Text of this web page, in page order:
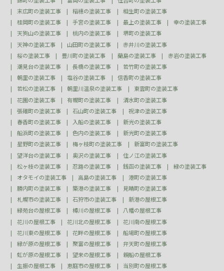
末広町の塗装工事
稲穂の塗装工事
相生町の塗装工事
桂岡町の塗装工事
手宮の塗装工事 最上の塗装工事
幸の塗装工事
天狗山の塗装工事
桃内の塗装工事
堺町の塗装工事
天神の塗装工事
山田町の塗装工事
赤井川の塗装工事
桜の塗装工事
豊川町の塗装工事 蘭島の塗装工事
赤岩の塗装工事
潮見台の塗装工事
長橋の塗装工事
若竹町の塗装工事
朝里の塗装工事
塩谷の塗装工事
信香町の塗装工事
若松の塗装工事
朝里川温泉の塗装工事
東雲町の塗装工事
花園の塗装工事
有幌町の塗装工事
清水町の塗装工事
張碓町の塗装工事
石山町の塗装工事
祝津の塗装工事
春香町の塗装工事
入船の塗装工事
新光の塗装工事
船浜町の塗装工事
色内の塗装工事
新光町の塗装工事
星野町の塗装工事
梅ヶ枝町の塗装工事
新富町の塗装工事
望洋台の塗装工事
奥沢の塗装工事
住ノ江の塗装工事
松ヶ枝の塗装工事
忍路の塗装工事 銭函の塗装工事
緑の塗装工事
オタモイの塗装工事
高島の塗装工事
港町の塗装工事
勝内町の塗装工事
築港の塗装工事
見晴町の塗装工事
札幌市の塗装工事
石狩市の塗装工事
新港の屋根工事
緑苑台の屋根工事
樽川の屋根工事
八幡の屋根工事
花川の屋根工事
花川北の屋根工事
花川南の屋根工事
花川東の屋根工事
花畔の屋根工事
船場町の屋根工事
緑が原の屋根工事
聚富の屋根工事
弁天町の屋根工事
虹が原の屋根工事
望来の屋根工事
親船の屋根工事
生振の屋根工事
恵庭市の屋根工事 当別町の屋根工事